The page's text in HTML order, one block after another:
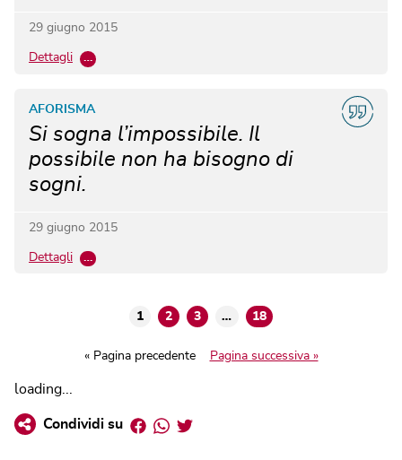
29 giugno 2015
Dettagli …
Si sogna l’impossibile. Il
possibile non ha bisogno di
sogni.
AFORISMA
29 giugno 2015
Dettagli …
1 2 3 … 18
« Pagina precedente Pagina successiva »
loading...
Condividi su Facebook
Whatsapp
Twitter